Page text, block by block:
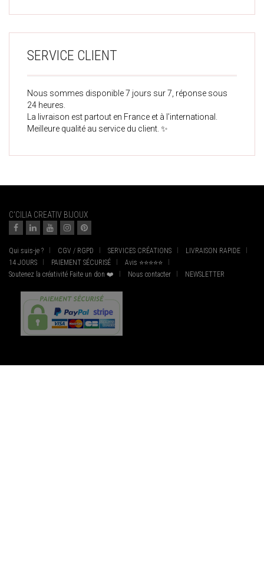
SERVICE CLIENT
Nous sommes disponible 7 jours sur 7, réponse sous
24 heures.
La livraison est partout en France et à l’international.
Meilleure qualité au service du client. ✨
C'CILIA CREATIV BIJOUX
Qui suis-je ? CGV / RGPD SERVICES CRÉATIONS
LIVRAISON RAPIDE
14 JOURS
PAIEMENT SÉCURISÉ
Avis ⭐⭐⭐⭐⭐
Soutenez la créativité Faite un don ❤️
Nous contacter NEWSLETTER